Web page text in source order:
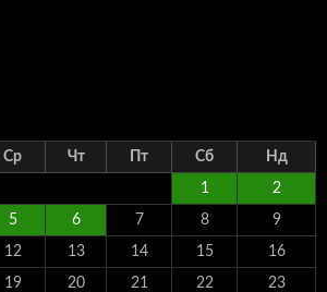
Ср Чт Пт Сб Нд
1 2
5 6 7 8 9
12 13 14 15 16
19 20 21 22 23